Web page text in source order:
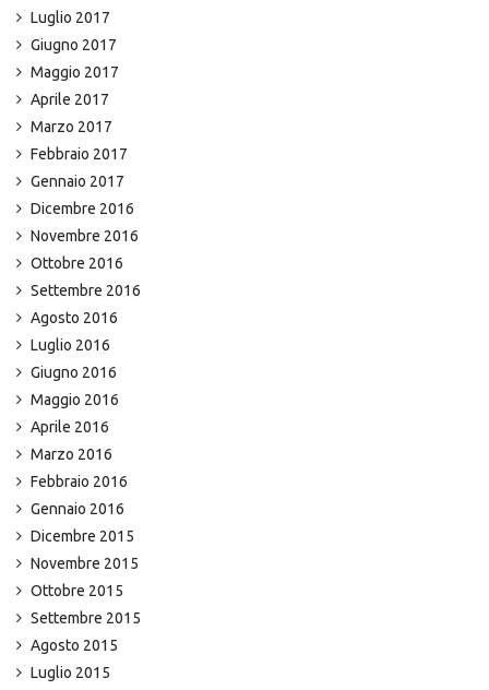
Luglio 2017
Giugno 2017
Maggio 2017
Aprile 2017
Marzo 2017
Febbraio 2017
Gennaio 2017
Dicembre 2016
Novembre 2016
Ottobre 2016
Settembre 2016
Agosto 2016
Luglio 2016
Giugno 2016
Maggio 2016
Aprile 2016
Marzo 2016
Febbraio 2016
Gennaio 2016
Dicembre 2015
Novembre 2015
Ottobre 2015
Settembre 2015
Agosto 2015
Luglio 2015